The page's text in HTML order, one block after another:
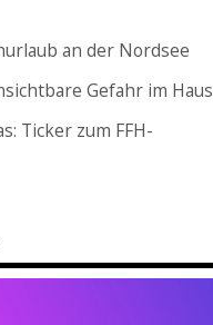
an der Nordsee
Gefahr im Haus
Ticker zum FFH-